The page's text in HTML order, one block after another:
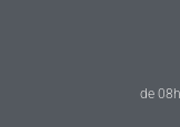
de